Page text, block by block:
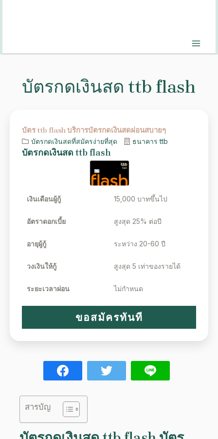
บัตรกดเงินสด ttb flash
บัตร ttb flash บริการบัตรกดเงินสดผ่อนสบายๆ
บัตรกดเงินสดที่สมัครง่ายที่สุด ธนาคาร ttb
บัตรกดเงินสด ttb flash
เงินเดือนผู้กู้ 15,000 บาทขึ้นไป
อัตราดอกเบี้ย สูงสุด 25% ต่อปี
อายุผู้กู้ ระหว่าง 20-60 ปี
วงเงินให้กู้ สูงสุด 5 เท่าของรายได้
ระยะเวลาผ่อน ไม่กำหนด
ขอสมัครทันที
สารบัญ